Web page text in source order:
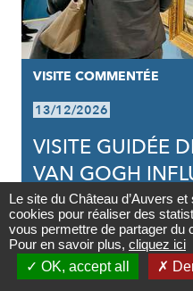
VISITE COMMENTÉE
13/12/2026
VISITE GUIDÉE
VAN GOGH
Partager 
Le site du Château d’Auvers
cookies pour réaliser des
vous permettre de partager du
Pour en savoir plus, cliquez ici
OK, accept all